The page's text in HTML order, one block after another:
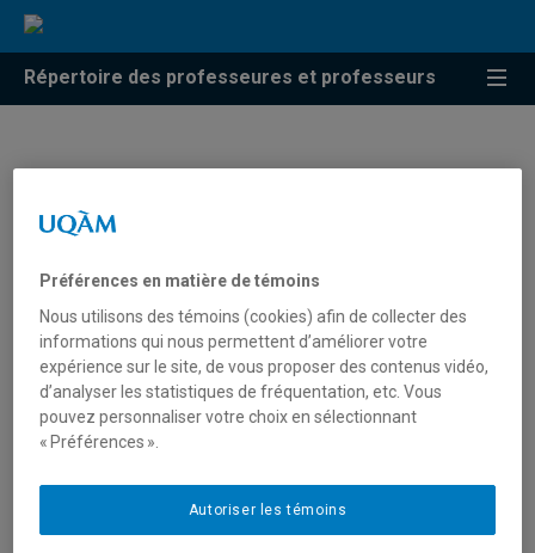
Répertoire des professeures et professeurs
Marion Korosec-Serfaty
Préférences en matière de témoins
Nous utilisons des témoins (cookies) afin de collecter des
informations qui nous permettent d’améliorer votre
expérience sur le site, de vous proposer des contenus vidéo,
d’analyser les statistiques de fréquentation, etc. Vous
pouvez personnaliser votre choix en sélectionnant
« Préférences ».
Autoriser les témoins